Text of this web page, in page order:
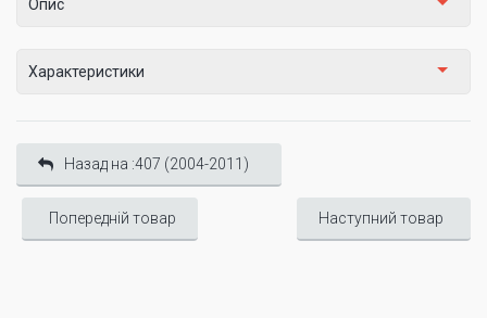
Опис
Характеристики
Назад на :407 (2004-2011)
Попередній товар Наступний товар